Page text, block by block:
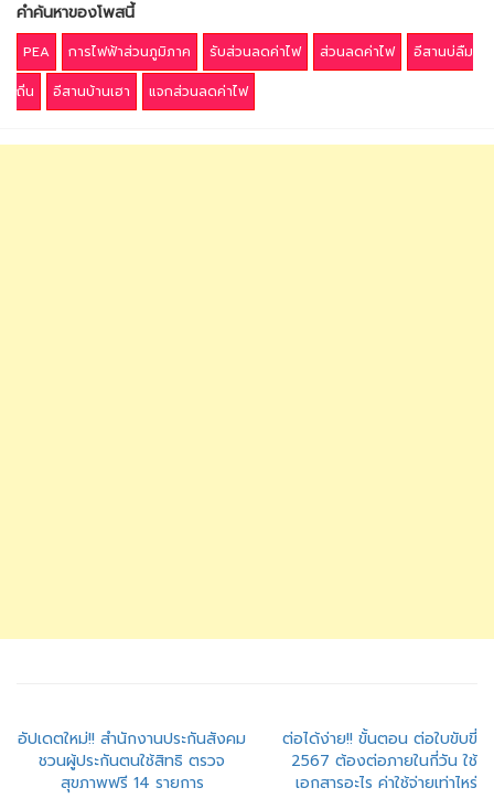
คำค้นหาของโพสนี้
PEA การไฟฟ้าส่วนภูมิภาค รับส่วนลดค่าไฟ ส่วนลดค่าไฟ
อีสานบ่ลืม
ถิ่น
อีสานบ้านเฮา แจกส่วนลดค่าไฟ
แนะแนว
เรื่อง
อัปเดตใหม่!! สำนักงานประกันสังคม
ชวนผู้ประกันตนใช้สิทธิ ตรวจ
สุขภาพฟรี 14 รายการ
ต่อได้ง่าย!! ขั้นตอน ต่อใบขับขี่
2567 ต้องต่อภายในกี่วัน ใช้
เอกสารอะไร ค่าใช้จ่ายเท่าไหร่